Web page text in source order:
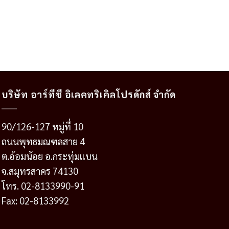
บริษัท อาร์ทีซี อิเลคทริเคิลโปรดักส์ จำกัด
90/126-127 หมู่ที่ 10
ถนนพุทธมณฑลสาย 4
ต.อ้อมน้อย อ.กระทุ่มแบน
จ.สมุทรสาคร 74130
โทร. 02-8133990-91
Fax: 02-8133992